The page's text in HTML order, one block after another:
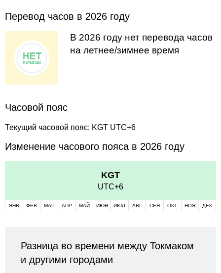
Перевод часов в 2026 году
В 2026 году нет перевода часов
на летнее/зимнее время
Часовой пояс
Текущий часовой пояс: KGT UTC+6
Изменение часового пояса в 2026 году
KGT
UTC+6
ЯНВ ФЕВ МАР АПР МАЙ ИЮН ИЮЛ АВГ СЕН ОКТ НОЯ ДЕК
Разница во времени между Токмаком
и другими городами